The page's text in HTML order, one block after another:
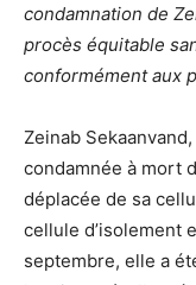
condamnation de
procès équitable
conformément aux
Zeinab
condamnée à mort
déplacée de sa
cellule d’isolement
septembre, elle a